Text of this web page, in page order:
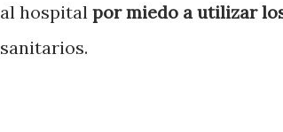
al hospital por miedo a utilizar
sanitarios.